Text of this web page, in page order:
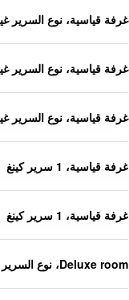
غرفة قياسية، نوع السرير
غرفة قياسية، نوع السرير
غرفة قياسية، نوع السرير
غرفة قياسية، 1 سرير كينغ
غرفة قياسية، 1 سرير كينغ
Deluxe room، نوع السرير غير معروف